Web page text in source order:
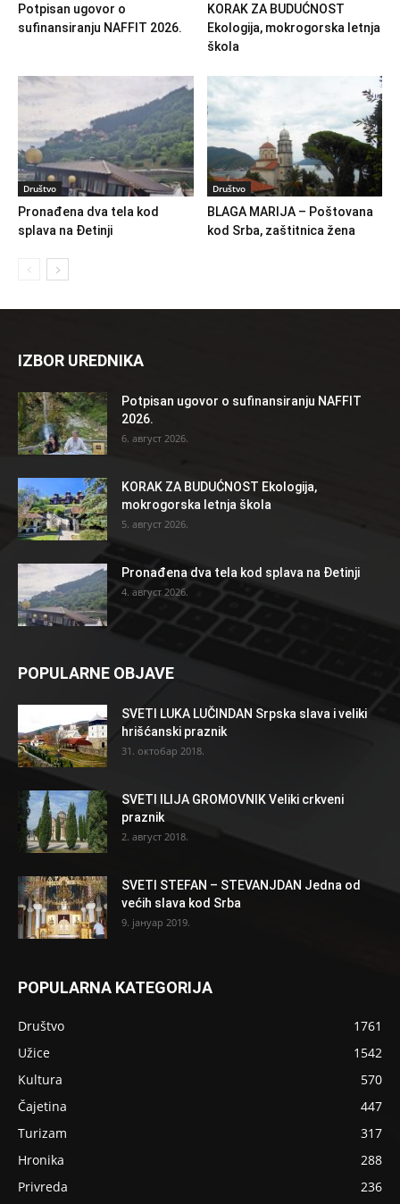
Potpisan ugovor o
sufinansiranju NAFFIT 2026.
KORAK ZA BUDUĆNOST
Ekologija, mokrogorska letnja
škola
Društvo
Pronađena dva tela kod
splava na Đetinji
Društvo
BLAGA MARIJA – Poštovana
kod Srba, zaštitnica žena
IZBOR UREDNIKA
Potpisan ugovor o sufinansiranju NAFFIT
2026.
6. август 2026.
KORAK ZA BUDUĆNOST Ekologija,
mokrogorska letnja škola
5. август 2026.
Pronađena dva tela kod splava na Đetinji
4. август 2026.
POPULARNE OBJAVE
SVETI LUKA LUČINDAN Srpska slava i veliki
hrišćanski praznik
31. октобар 2018.
SVETI ILIJA GROMOVNIK Veliki crkveni
praznik
2. август 2018.
SVETI STEFAN – STEVANJDAN Jedna od
većih slava kod Srba
9. јануар 2019.
POPULARNA KATEGORIJA
Društvo
1761
Užice
1542
Kultura
570
Čajetina
447
Turizam
317
Hronika
288
Privreda
236